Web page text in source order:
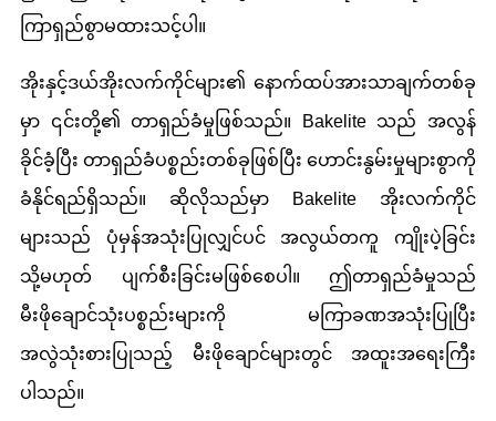
ကြာရှည်စွာမထားသင့်ပါ။
အိုးနှင့်ဒယ်အိုးလက်ကိုင်များ၏ နောက်ထပ်အားသာချက်တစ်ခု
မှာ ၎င်းတို့၏ တာရှည်ခံမှုဖြစ်သည်။ Bakelite သည် အလွန်
ခိုင်ခံ့ပြီး တာရှည်ခံပစ္စည်းတစ်ခုဖြစ်ပြီး ဟောင်းနွမ်းမှုများစွာကို
ခံနိုင်ရည်ရှိသည်။ ဆိုလိုသည်မှာ Bakelite အိုးလက်ကိုင်
များသည် ပုံမှန်အသုံးပြုလျှင်ပင် အလွယ်တကူ ကျိုးပဲ့ခြင်း
သို့မဟုတ် ပျက်စီးခြင်းမဖြစ်စေပါ။ ဤတာရှည်ခံမှုသည်
မီးဖိုချောင်သုံးပစ္စည်းများကို မကြာခဏအသုံးပြုပြီး
အလွဲသုံးစားပြုသည့် မီးဖိုချောင်များတွင် အထူးအရေးကြီး
ပါသည်။